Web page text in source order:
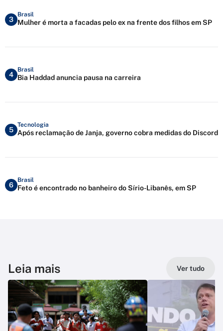
3
Brasil
Mulher é morta a facadas pelo ex na frente dos filhos em SP
4
Brasil
Bia Haddad anuncia pausa na carreira
5
Tecnologia
Após reclamação de Janja, governo cobra medidas do Discord
6
Brasil
Feto é encontrado no banheiro do Sírio-Libanês, em SP
Leia mais Ver tudo